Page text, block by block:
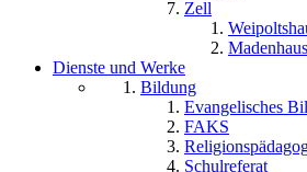
Zell
Dienste und Werke
Bildung
Evangelisches
FAKS
Schulreferat